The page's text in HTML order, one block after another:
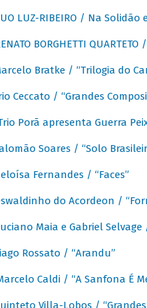
LUZ-RIBEIRO / Na
BORGHETTI
Bratke / “Trilogia do
Ceccato / “Grandes
Porã apresenta Guerra
Soares / “Solo
Fernandes / “Faces”
do Acordeon /
Maia e Gabriel Selvage
Rossato / “Arandu”
Caldi / “A Sanfona É